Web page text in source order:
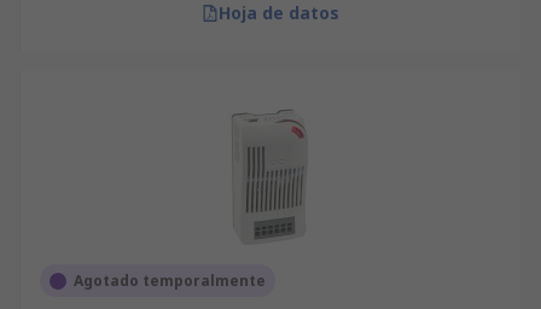
Hoja de datos
Agotado temporalmente